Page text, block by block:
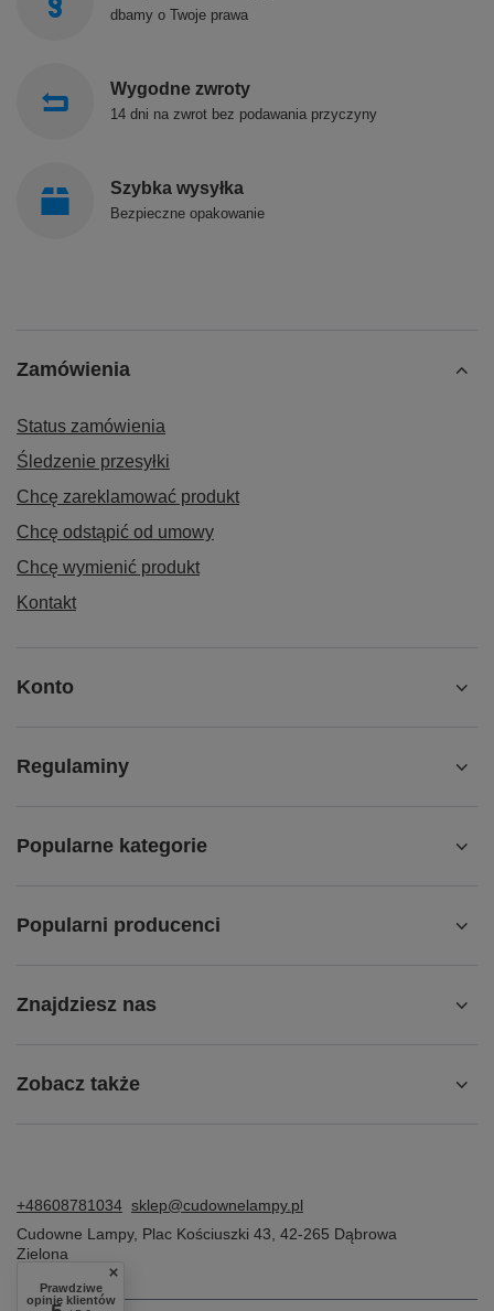
dbamy o Twoje prawa
Wygodne zwroty
14 dni na zwrot bez podawania przyczyny
Szybka wysyłka
Bezpieczne opakowanie
Zamówienia
Status zamówienia
Śledzenie przesyłki
Chcę zareklamować produkt
Chcę odstąpić od umowy
Chcę wymienić produkt
Kontakt
Konto
Regulaminy
Popularne kategorie
Popularni producenci
Znajdziesz nas
Zobacz także
+48608781034 sklep@cudownelampy.pl
Cudowne Lampy, Plac Kościuszki 43 42-265 Dąbrowa
Zielona
Prawdziwe
opinie klientów